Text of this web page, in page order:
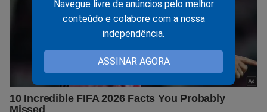
Navegue livre de anúncios pelo melhor
conteúdo e colabore com a nossa
independência.
ASSINAR AGORA